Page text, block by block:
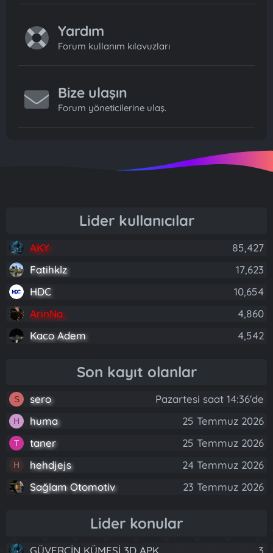
Yardım
Forum kullanım kılavuzları
Bize ulaşın
Forum yöneticilerine ulaş.
Lider kullanıcılar
AKY
85,427
Fatihklz
17,623
HDC
10,654
ArinNa
4,860
Kaco Adem
4,542
Son kayıt olanlar
S sero Pazartesi saat 14:36'de
H huma 25 Temmuz 2026
T taner 25 Temmuz 2026
H hehdjejs
24 Temmuz 2026
Sağlam Otomotiv
23 Temmuz 2026
Lider konular
GÜVERCİN KÜMESİ 3D APK 3